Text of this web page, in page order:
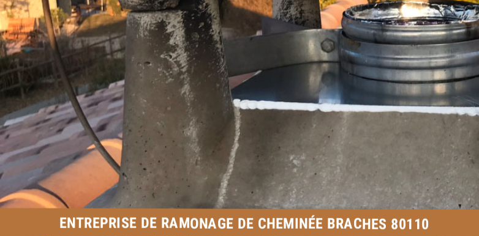
ENTREPRISE DE RAMONAGE DE CHEMINÉE BRACHES 80110